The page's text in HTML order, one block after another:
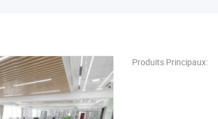
Produits Principaux: